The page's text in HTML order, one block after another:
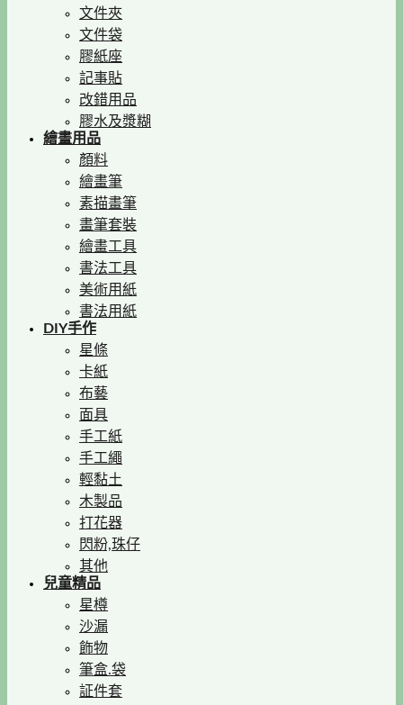
文件夾
文件袋
膠紙座
記事貼
改錯用品
膠水及漿糊
繪畫用品
顏料
繪畫筆
素描畫筆
畫筆套裝
繪畫工具
書法工具
美術用紙
書法用紙
DIY手作
星條
卡紙
布藝
面具
手工紙
手工繩
輕黏土
木製品
打花器
閃粉,珠仔
其他
兒童精品
星樽
沙漏
飾物
筆盒.袋
証件套